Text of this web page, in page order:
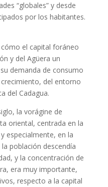
“globales” y desde
por los habitantes.
el capital foráneo
y del Agüera un
demanda de consumo
del entorno
del Cadagua.
la vorágine de
oriental, centrada en la
especialmente, en la
población descendía
y la concentración de
era muy importante,
respecto a la capital